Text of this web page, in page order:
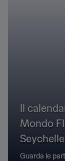
Il
Mondo
Guarda le